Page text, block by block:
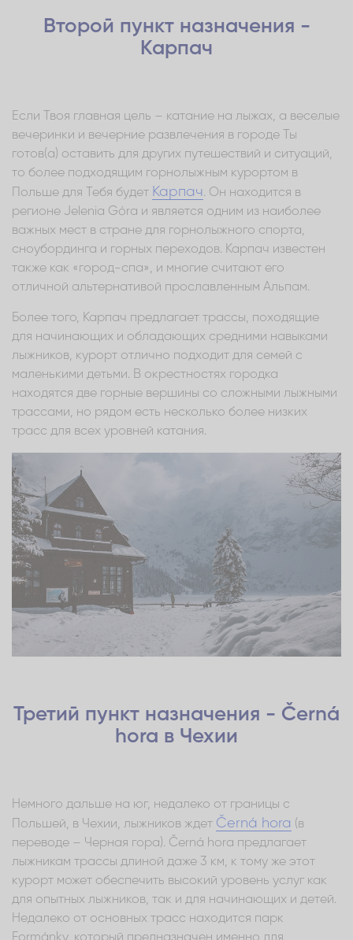
Второй пункт назначения -
Карпач
Если Твоя главная цель – катание на лыжах, а веселые
вечеринки и вечерние развлечения в городе Ты
готов(а) оставить для других путешествий и ситуаций,
то более подходящим горнолыжным курортом в
Польше для Тебя будет Карпач. Он находится в
регионе Jelenia Góra и является одним из наиболее
важных мест в стране для горнолыжного спорта,
сноубординга и горных переходов. Карпач известен
также как «город-спа», и многие считают его
отличной альтернативой прославленным Альпам.
Более того, Карпач предлагает трассы, походящие
для начинающих и обладающих средними навыками
лыжников, курорт отлично подходит для семей с
маленькими детьми. В окрестностях городка
находятся две горные вершины со сложными лыжными
трассами, но рядом есть несколько более низких
трасс для всех уровней катания.
Третий пункт назначения - Černá
hora в Чехии
Немного дальше на юг, недалеко от границы с
Польшей, в Чехии, лыжников ждет Černá hora (в
переводе – Черная гора). Černá hora предлагает
лыжникам трассы длиной даже 3 км, к тому же этот
курорт может обеспечить высокий уровень услуг как
для опытных лыжников, так и для начинающих и детей.
Недалеко от основных трасс находится парк